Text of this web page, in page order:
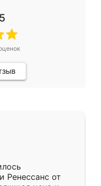
Ренессанс от